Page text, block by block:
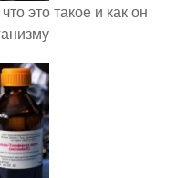
это такое и как он